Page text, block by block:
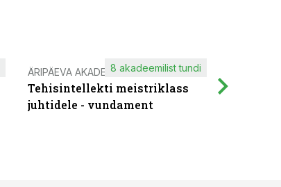
ÄRIPÄEVA AKADEEMIA
Tehisintellekti meistriklass
juhtidele - vundament
8 akadeemilist tundi